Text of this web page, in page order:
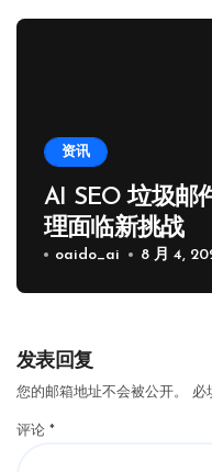
资讯
AI SEO 垃圾邮
理面临新挑战
oaido_ai 8 月 4,
发表回复
您的邮箱地址不会被公开。 必
评论 *